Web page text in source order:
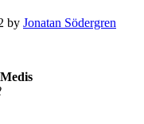
by Jonatan Södergren